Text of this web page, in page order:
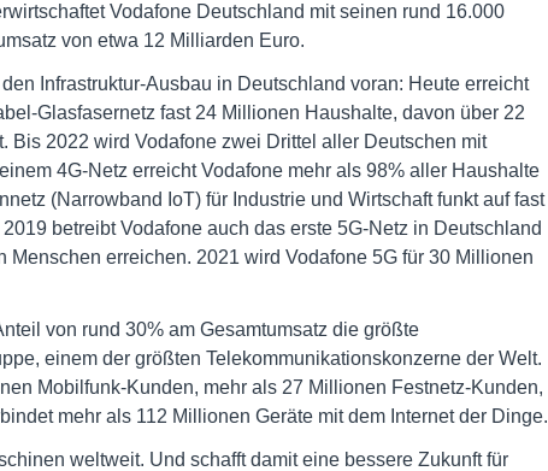
Vodafone Deutschland mit seinen rund 16.000
von etwa 12 Milliarden Euro.
Infrastruktur-Ausbau in Deutschland voran: Heute erreicht
Glasfasernetz fast 24 Millionen Haushalte, davon über 22
Bis 2022 wird Vodafone zwei Drittel aller Deutschen mit
4G-Netz erreicht Vodafone mehr als 98% aller Haushalte
(Narrowband IoT) für Industrie und Wirtschaft funkt auf fast
betreibt Vodafone auch das erste 5G-Netz in Deutschland
Menschen erreichen. 2021 wird Vodafone 5G für 30 Millionen
von rund 30% am Gesamtumsatz die größte
einem der größten Telekommunikationskonzerne der Welt.
Mobilfunk-Kunden, mehr als 27 Millionen Festnetz-Kunden,
mehr als 112 Millionen Geräte mit dem Internet der Dinge.
weltweit. Und schafft damit eine bessere Zukunft für